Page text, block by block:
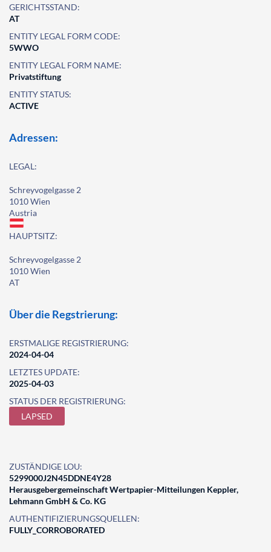
GERICHTSSTAND:
AT
ENTITY LEGAL FORM CODE:
5WWO
ENTITY LEGAL FORM NAME:
Privatstiftung
ENTITY STATUS:
ACTIVE
Adressen:
LEGAL:
Schreyvogelgasse 2
1010 Wien
Austria
HAUPTSITZ:
Schreyvogelgasse 2
1010 Wien
AT
Über die Regstrierung:
ERSTMALIGE REGISTRIERUNG:
2024-04-04
LETZTES UPDATE:
2025-04-03
STATUS DER REGISTRIERUNG:
LAPSED
ZUSTÄNDIGE LOU:
5299000J2N45DDNE4Y28
Herausgebergemeinschaft Wertpapier-Mitteilungen Keppler,
Lehmann GmbH & Co. KG
AUTHENTIFIZIERUNGSQUELLEN:
FULLY_CORROBORATED